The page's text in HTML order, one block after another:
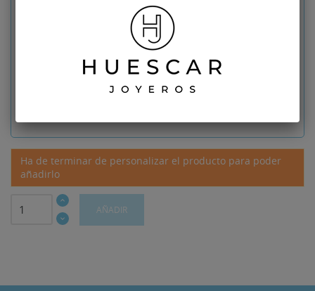
No seleccionado
Producto con esta personalización
Ha de terminar de personalizar el producto para poder
añadirlo
AÑADIR